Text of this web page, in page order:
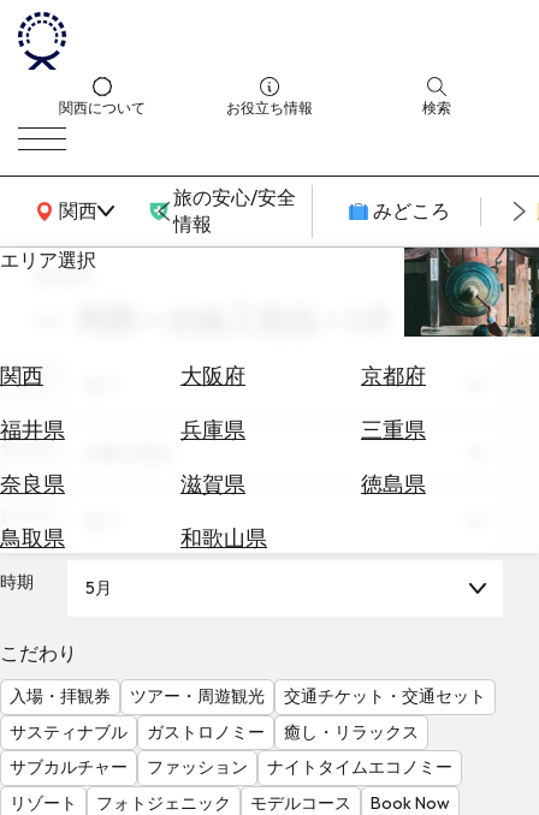
関西について お役立ち情報 検索
関西
関西広域MAP
旅の安心/安全
情報
みどころ
エリア選択
関西 大阪府
京都府
福井県
兵庫県
三重県
奈良県
滋賀県
徳島県
鳥取県
和歌山県
エ
券
テ
を
調
べ
る
天
気
を
見
る
search
エリア
テーマ
時期 5月
こだわり
入場・拝観券 ツアー・周遊観光
交通チケット・交通セット
サスティナブル
ガストロノミー
癒し・リラックス
サブカルチャー
ファッション
ナイトタイムエコノミー
リゾート
フォトジェニック モデルコース Book Now